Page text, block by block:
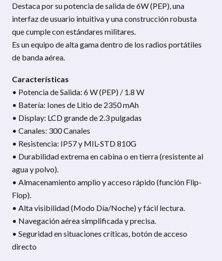
Destaca por su potencia de salida de 6W (PEP), una
interfaz de usuario intuitiva y una construcción robusta
que cumple con estándares militares.
Es un equipo de alta gama dentro de los radios portátiles
de banda aérea.
Características
• Potencia de Salida: 6 W (PEP) / 1.8 W
• Batería: Iones de Litio de 2350 mAh
• Display: LCD grande de 2.3 pulgadas
• Canales: 300 Canales
• Resistencia: IP57 y MIL-STD 810G
• Durabilidad extrema en cabina o en tierra (resistente al
agua y polvo).
• Almacenamiento amplio y acceso rápido (función Flip-
Flop).
• Alta visibilidad (Modo Día/Noche) y fácil lectura.
• Navegación aérea simplificada y precisa.
• Seguridad en situaciones críticas, botón de acceso
directo